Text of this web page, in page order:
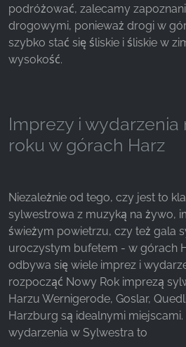
podróżować, zalecamy
drogowymi, ponieważ drogi w
szybko stać się śliskie i śliskie w
wysokość.
Imprezy i wydarzenia
roku w górach Harz
Niezależnie od tego, czy jest to
sylwestrowa z muzyką na żywo,
świeżym powietrzu, czy też gala
uroczystym bufetem - w górach
odbywa się wiele imprez i
rozpocząć Nowy Rok imprezą
Harzu Wernigerode, Goslar,
Harzburg są idealnymi
wydarzenia w Sylwestra to